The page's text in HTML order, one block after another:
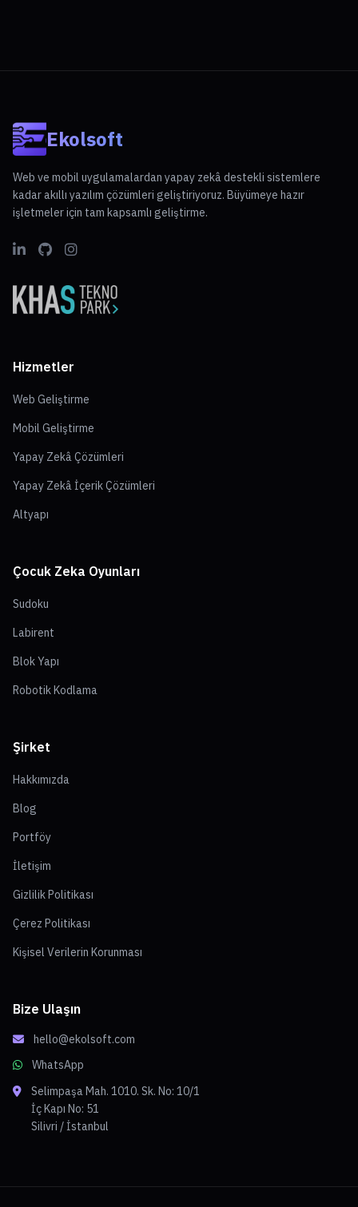
Ekolsoft
Web ve mobil uygulamalardan yapay zekâ destekli sistemlere
kadar akıllı yazılım çözümleri geliştiriyoruz. Büyümeye hazır
işletmeler için tam kapsamlı geliştirme.
Hizmetler
Web Geliştirme
Mobil Geliştirme
Yapay Zekâ Çözümleri
Yapay Zekâ İçerik Çözümleri
Altyapı
Çocuk Zeka Oyunları
Sudoku
Labirent
Blok Yapı
Robotik Kodlama
Şirket
Hakkımızda
Blog
Portföy
İletişim
Gizlilik Politikası
Çerez Politikası
Kişisel Verilerin Korunması
Bize Ulaşın
hello@ekolsoft.com
WhatsApp
Selimpaşa Mah. 1010. Sk. No: 10/1
İç Kapı No: 51
Silivri / İstanbul